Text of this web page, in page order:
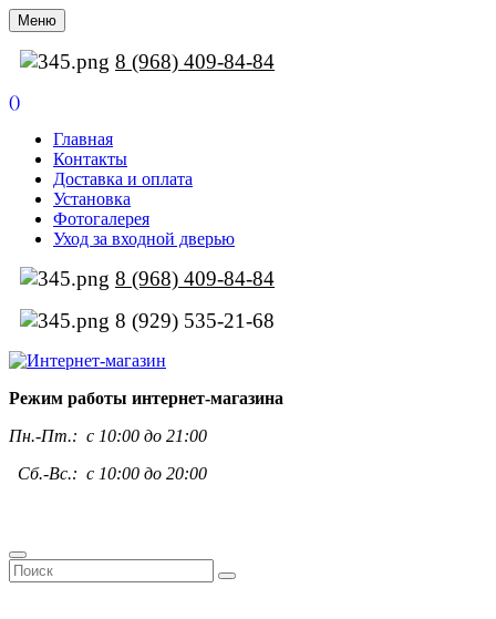
Меню
8 (968) 409-84-84
()
Главная
Контакты
Доставка и оплата
Установка
Фотогалерея
Уход за входной дверью
8 (968) 409-84-84
8 (929) 535-21-68
Режим работы интернет-магазина
Пн.-Пт.: с 10:00 до 21:00
Сб.-Вс.: с 10:00 до 20:00